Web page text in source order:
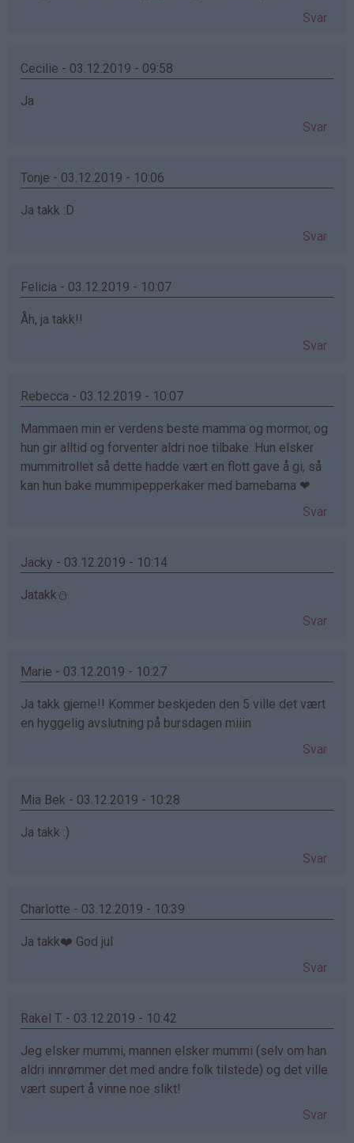
Svar
Cecilie - 03.12.2019 - 09:58
Ja
Svar
Tonje - 03.12.2019 - 10:06
Ja takk :D
Svar
Felicia - 03.12.2019 - 10:07
Åh, ja takk!!
Svar
Rebecca - 03.12.2019 - 10:07
Mammaen min er verdens beste mamma og mormor, og
hun gir alltid og forventer aldri noe tilbake. Hun elsker
mummitrollet så dette hadde vært en flott gave å gi, så
kan hun bake mummipepperkaker med barnebarna ❤
Svar
Jacky - 03.12.2019 - 10:14
Jatakk⛄️
Svar
Marie - 03.12.2019 - 10:27
Ja takk gjerne!! Kommer beskjeden den 5 ville det vært
en hyggelig avslutning på bursdagen miiin
Svar
Mia Bek - 03.12.2019 - 10:28
Ja takk :)
Svar
Charlotte - 03.12.2019 - 10:39
Ja takk❤️ God jul
Svar
Rakel T. - 03.12.2019 - 10:42
Jeg elsker mummi, mannen elsker mummi (selv om han
aldri innrømmer det med andre folk tilstede) og det ville
vært supert å vinne noe slikt!
Svar